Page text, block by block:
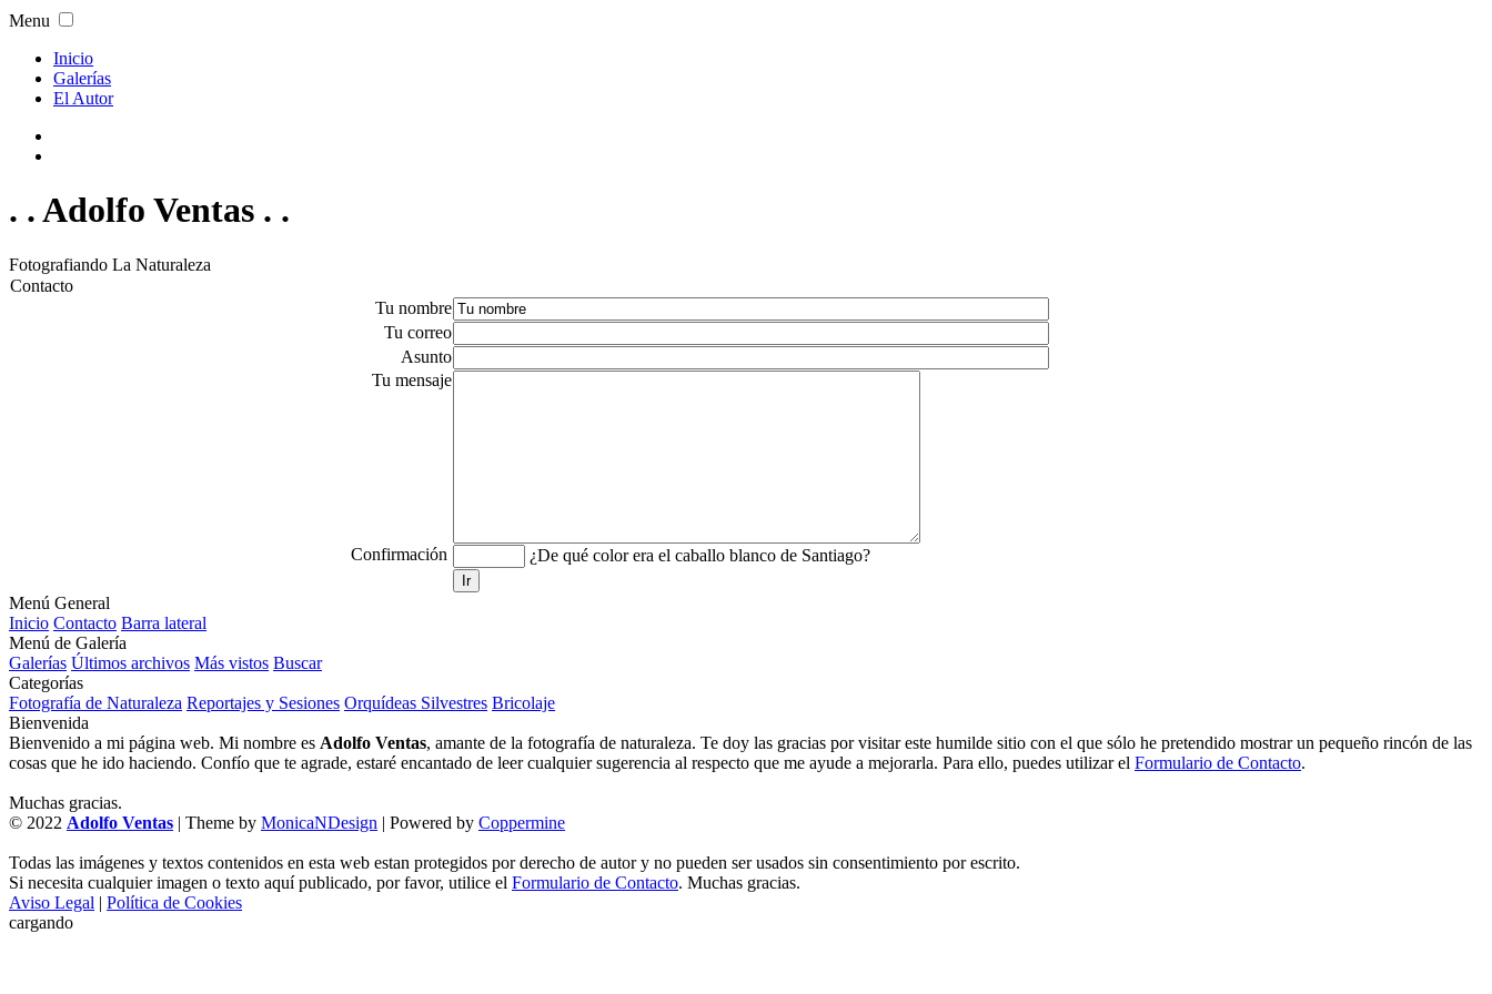
Menu
Inicio
Galerías
El Autor
. . Adolfo Ventas . .
Fotografiando La Naturaleza
Contacto
Tu nombre
Tu correo
Asunto
Tu mensaje
Confirmación ¿De qué color era el caballo blanco de Santiago?
Ir
Menú General
Inicio Contacto Barra lateral
Menú de Galería
Galerías Últimos archivos Más vistos Buscar
Categorías
Fotografía de Naturaleza Reportajes y Sesiones Orquídeas Silvestres Bricolaje
Bienvenida
Bienvenido a mi página web. Mi nombre es Adolfo Ventas, amante de la fotografía de naturaleza. Te doy las gracias por visitar este humilde sitio con el que sólo he pretendido mostrar un pequeño rincón de las
cosas que he ido haciendo. Confío que te agrade, estaré encantado de leer cualquier sugerencia al respecto que me ayude a mejorarla. Para ello, puedes utilizar el Formulario de Contacto.
Muchas gracias.
© 2022 Adolfo Ventas | Theme by MonicaNDesign | Powered by Coppermine
Todas las imágenes y textos contenidos en esta web estan protegidos por derecho de autor y no pueden ser usados sin consentimiento por escrito.
Si necesita cualquier imagen o texto aquí publicado, por favor, utilice el Formulario de Contacto. Muchas gracias.
Aviso Legal | Política de Cookies
cargando